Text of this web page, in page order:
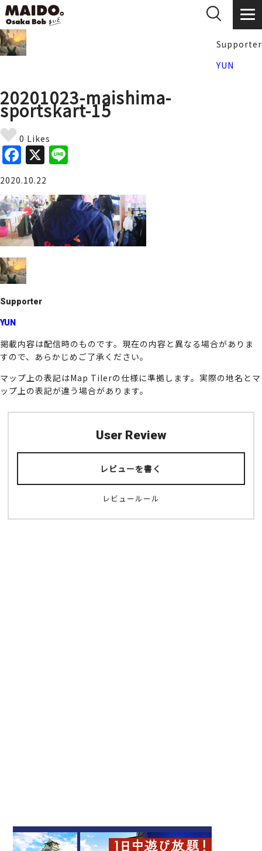
Supporter
YUN
20201023-maishima-
sportskart-15
0 Likes
F
a
c
e
b
o
o
k
X
e
2020.10.22
Supporter
YUN
掲載内容は配信時のものです。現在の内容と異なる場合がありま
すので、あらかじめご了承ください。
マップ上の表記はMap Tilerの仕様に準拠します。実際の地名とマ
ップ上の表記が違う場合があります。
User Review
レビューを書く
レビュールール